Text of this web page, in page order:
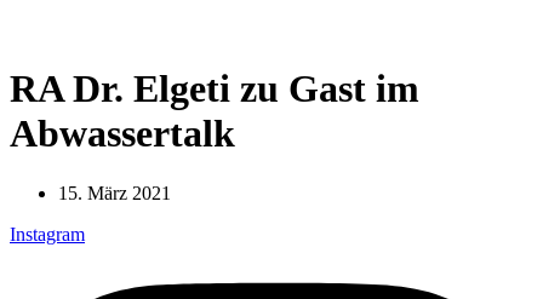
RA Dr. Elgeti zu Gast im
Abwassertalk
15. März 2021
Instagram